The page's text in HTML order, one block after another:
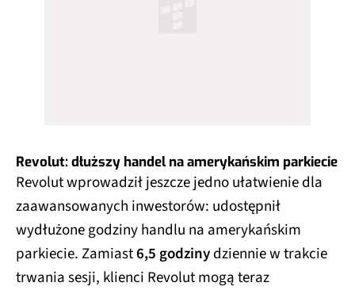
Revolut: dłuższy handel na amerykańskim parkiecie
Revolut wprowadził jeszcze jedno ułatwienie dla
zaawansowanych inwestorów: udostępnił
wydłużone godziny handlu na amerykańskim
parkiecie. Zamiast6,5 godzinydziennie w trakcie
trwania sesji, klienci Revolut mogą teraz